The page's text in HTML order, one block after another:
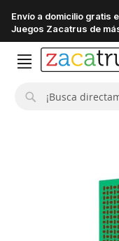
Envío a domicilio gratis
Juegos Zacatrus de